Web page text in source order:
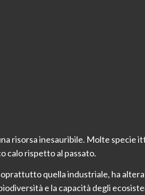
risorsa inesauribile. Molte specie
calo rispetto al passato.
quella industriale, ha
e la capacità degli